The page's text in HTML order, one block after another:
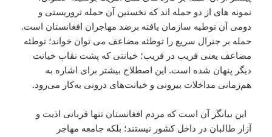
نمونه های از دو حمله اند که نخستین آن حمله تروریستی و
دومی آن توطیه سازمان یافته برضد مهاجران افغانستان است.
حمله بر جنرال سریع را توطئه مضاعف می توان خواند؛ توطئه
مضاعف یعنی فریب در فریب؛ خیانتی که پشت نقاب خیانت
دیگر پنهان شده است. این اصطلاح بیشتر برای اشاره به
هم‌زمانی مداخلات بیرونی و خیانت‌های درونی به‌کار می‌رود.
این بیانگر آن است که مردم افغانستان تنها قربانی اذیت و
آزار طالبان در داخل کشور نیستند؛ بلکه جامعه مهاجر